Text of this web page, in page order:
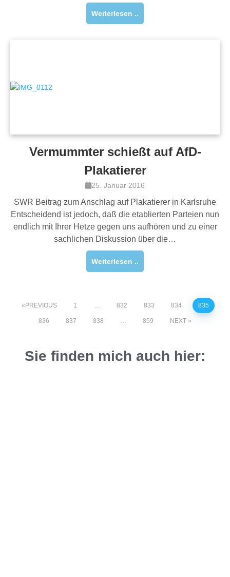
Weiterlesen ..
Vermummter schießt auf AfD-
Plakatierer
25. Januar 2016
SWR Beitrag zum Anschlag auf Plakatierer in Karlsruhe
Entscheidend ist jedoch, daß die etablierten Parteien nun
endlich mit Ihrer Hetze gegen uns aufhören und zu einer
sachlichen Diskussion über die…
Weiterlesen ..
PREVIOUS 1 … 832 833 834 835
836 837 838 … 859 NEXT
Sie finden mich auch hier: